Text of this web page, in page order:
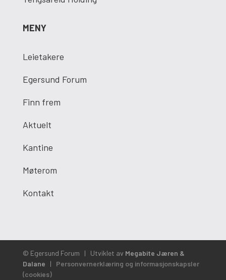
MENY
Leietakere
Egersund Forum
Finn frem
Aktuelt
Kantine
Møterom
Kontakt
© Egersund Forum | Utviklet av Megabite Jæren &
Dalane | Personvernerklæring og informasjonskapsler
(cookies)